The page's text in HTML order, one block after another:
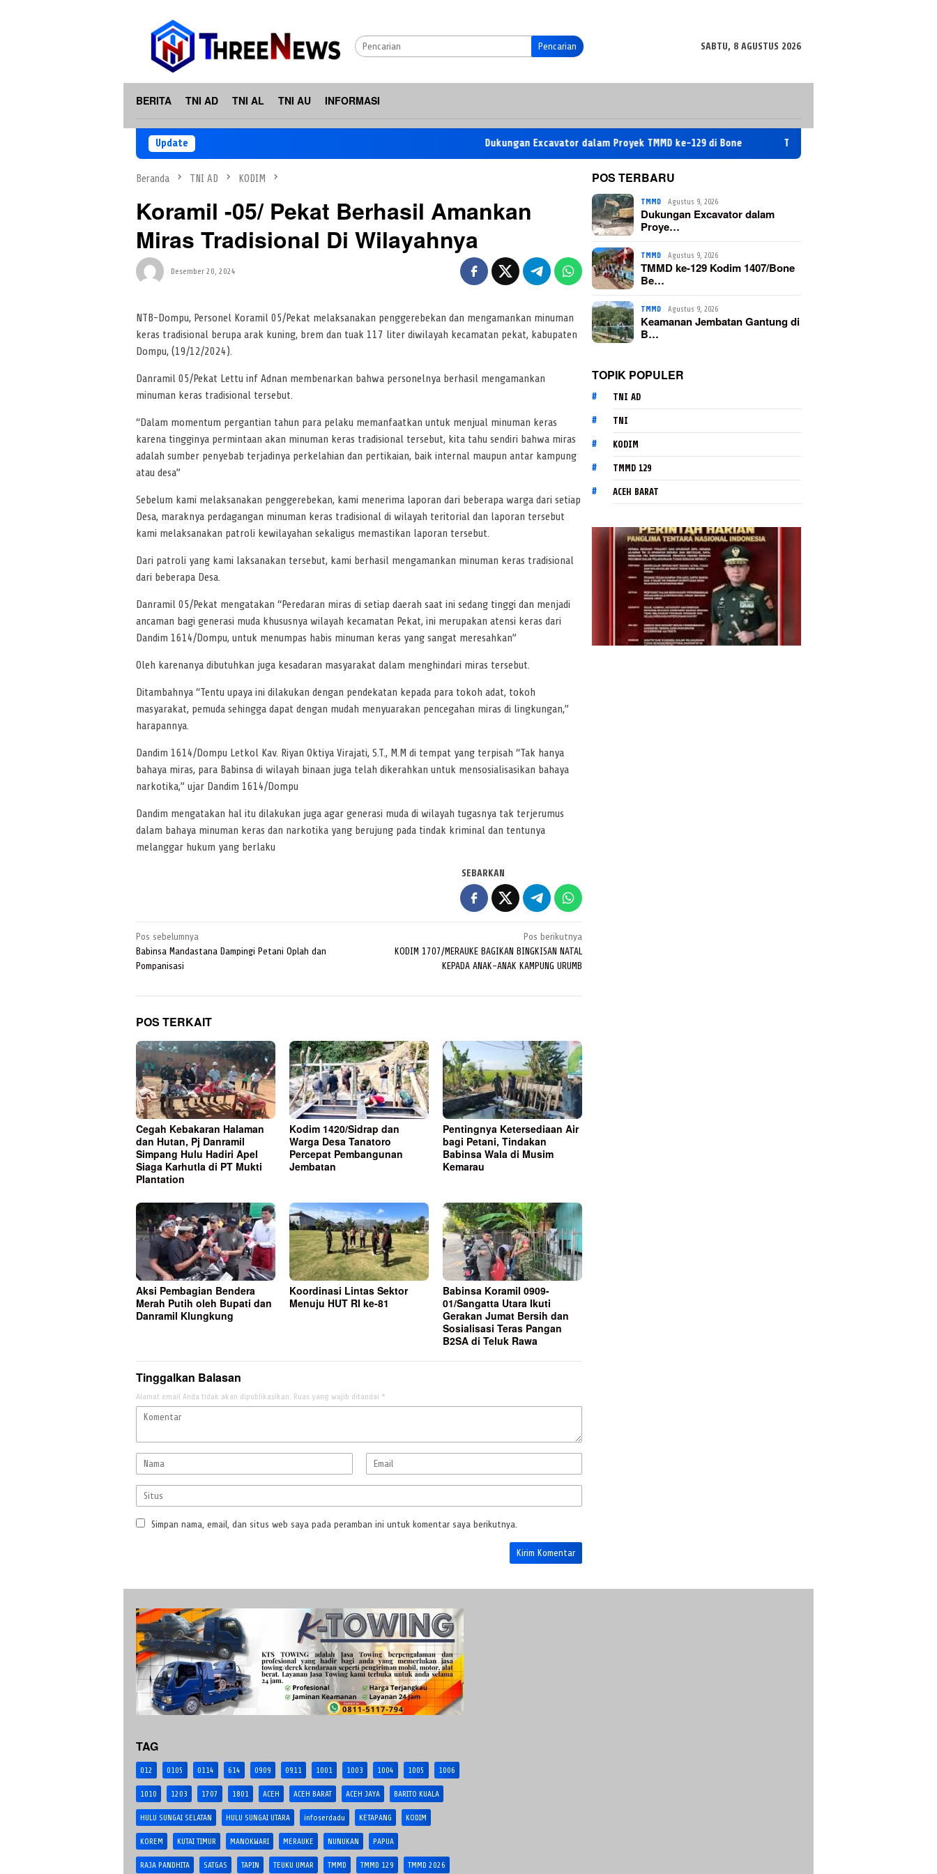
Pencarian
SABTU, 8 AGUSTUS 2026
BERITA TNI AD TNI AL TNI AU INFORMASI
Update Dukungan Excavator dalam Proyek TMMD ke-129 di Bone TMMD ke-129 Kodim 1407/Bone Berperan
Beranda TNI AD KODIM
Koramil -05/ Pekat Berhasil Amankan
Miras Tradisional Di Wilayahnya
Desember 20, 2024
NTB-Dompu, Personel Koramil 05/Pekat melaksanakan penggerebekan dan mengamankan minuman
keras tradisional berupa arak kuning, brem dan tuak 117 liter diwilayah kecamatan pekat, kabupaten
Dompu, (19/12/2024).
Danramil 05/Pekat Lettu inf Adnan membenarkan bahwa personelnya berhasil mengamankan
minuman keras tradisional tersebut.
“Dalam momentum pergantian tahun para pelaku memanfaatkan untuk menjual minuman keras
karena tingginya permintaan akan minuman keras tradisional tersebut, kita tahu sendiri bahwa miras
adalah sumber penyebab terjadinya perkelahian dan pertikaian, baik internal maupun antar kampung
atau desa”
Sebelum kami melaksanakan penggerebekan, kami menerima laporan dari beberapa warga dari setiap
Desa, maraknya perdagangan minuman keras tradisional di wilayah teritorial dan laporan tersebut
kami melaksanakan patroli kewilayahan sekaligus memastikan laporan tersebut.
Dari patroli yang kami laksanakan tersebut, kami berhasil mengamankan minuman keras tradisional
dari beberapa Desa.
Danramil 05/Pekat mengatakan “Peredaran miras di setiap daerah saat ini sedang tinggi dan menjadi
ancaman bagi generasi muda khususnya wilayah kecamatan Pekat, ini merupakan atensi keras dari
Dandim 1614/Dompu, untuk menumpas habis minuman keras yang sangat meresahkan”
Oleh karenanya dibutuhkan juga kesadaran masyarakat dalam menghindari miras tersebut.
Ditambahnya “Tentu upaya ini dilakukan dengan pendekatan kepada para tokoh adat, tokoh
masyarakat, pemuda sehingga dapat dengan mudah menyuarakan pencegahan miras di lingkungan,”
harapannya.
Dandim 1614/Dompu Letkol Kav. Riyan Oktiya Virajati, S.T., M.M di tempat yang terpisah “Tak hanya
bahaya miras, para Babinsa di wilayah binaan juga telah dikerahkan untuk mensosialisasikan bahaya
narkotika,” ujar Dandim 1614/Dompu
Dandim mengatakan hal itu dilakukan juga agar generasi muda di wilayah tugasnya tak terjerumus
dalam bahaya minuman keras dan narkotika yang berujung pada tindak kriminal dan tentunya
melanggar hukum yang berlaku
SEBARKAN
Navigasi
pos
Pos sebelumnya
Babinsa Mandastana Dampingi Petani Oplah dan
Pompanisasi
Pos berikutnya
KODIM 1707/MERAUKE BAGIKAN BINGKISAN NATAL
KEPADA ANAK-ANAK KAMPUNG URUMB
POS TERKAIT
Cegah Kebakaran Halaman
dan Hutan, Pj Danramil
Simpang Hulu Hadiri Apel
Siaga Karhutla di PT Mukti
Plantation
Kodim 1420/Sidrap dan
Warga Desa Tanatoro
Percepat Pembangunan
Jembatan
Pentingnya Ketersediaan Air
bagi Petani, Tindakan
Babinsa Wala di Musim
Kemarau
Aksi Pembagian Bendera
Merah Putih oleh Bupati dan
Danramil Klungkung
Koordinasi Lintas Sektor
Menuju HUT RI ke-81
Babinsa Koramil 0909-
01/Sangatta Utara Ikuti
Gerakan Jumat Bersih dan
Sosialisasi Teras Pangan
B2SA di Teluk Rawa
Tinggalkan Balasan
Alamat email Anda tidak akan dipublikasikan. Ruas yang wajib ditandai *
Simpan nama, email, dan situs web saya pada peramban ini untuk komentar saya berikutnya.
POS TERBARU
TMMD Agustus 9, 2026
Dukungan Excavator dalam
Proye…
TMMD Agustus 9, 2026
TMMD ke-129 Kodim 1407/Bone
Be…
TMMD Agustus 9, 2026
Keamanan Jembatan Gantung di
B…
TOPIK POPULER
TNI AD
TNI
KODIM
TMMD 129
ACEH BARAT
TAG
012 0105 0114 614 0909 0911 1001 1003 1004 1005 1006
1010 1203 1707 1801 ACEH ACEH BARAT ACEH JAYA BARITO KUALA
HULU SUNGAI SELATAN HULU SUNGAI UTARA infoserdadu KETAPANG KODIM
KOREM KUTAI TIMUR MANOKWARI MERAUKE NUNUKAN PAPUA
RAJA PANDHITA SATGAS TAPIN TEUKU UMAR TMMD TMMD 129 TMMD 2026